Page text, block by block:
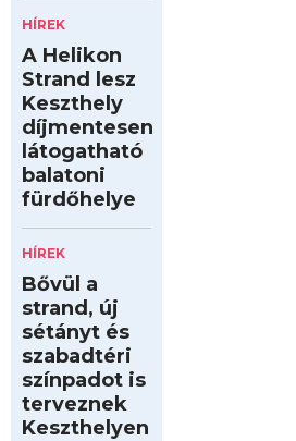
HÍREK
A Helikon
Strand lesz
Keszthely
díjmentesen
látogatható
balatoni
fürdőhelye
HÍREK
Bővül a
strand, új
sétányt és
szabadtéri
színpadot is
terveznek
Keszthelyen